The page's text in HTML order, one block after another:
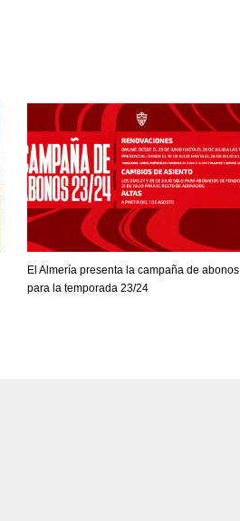
El Almería presenta la campaña de abonos
para la temporada 23/24